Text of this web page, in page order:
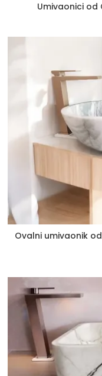
Umivaonici od
Ovalni umivaonik